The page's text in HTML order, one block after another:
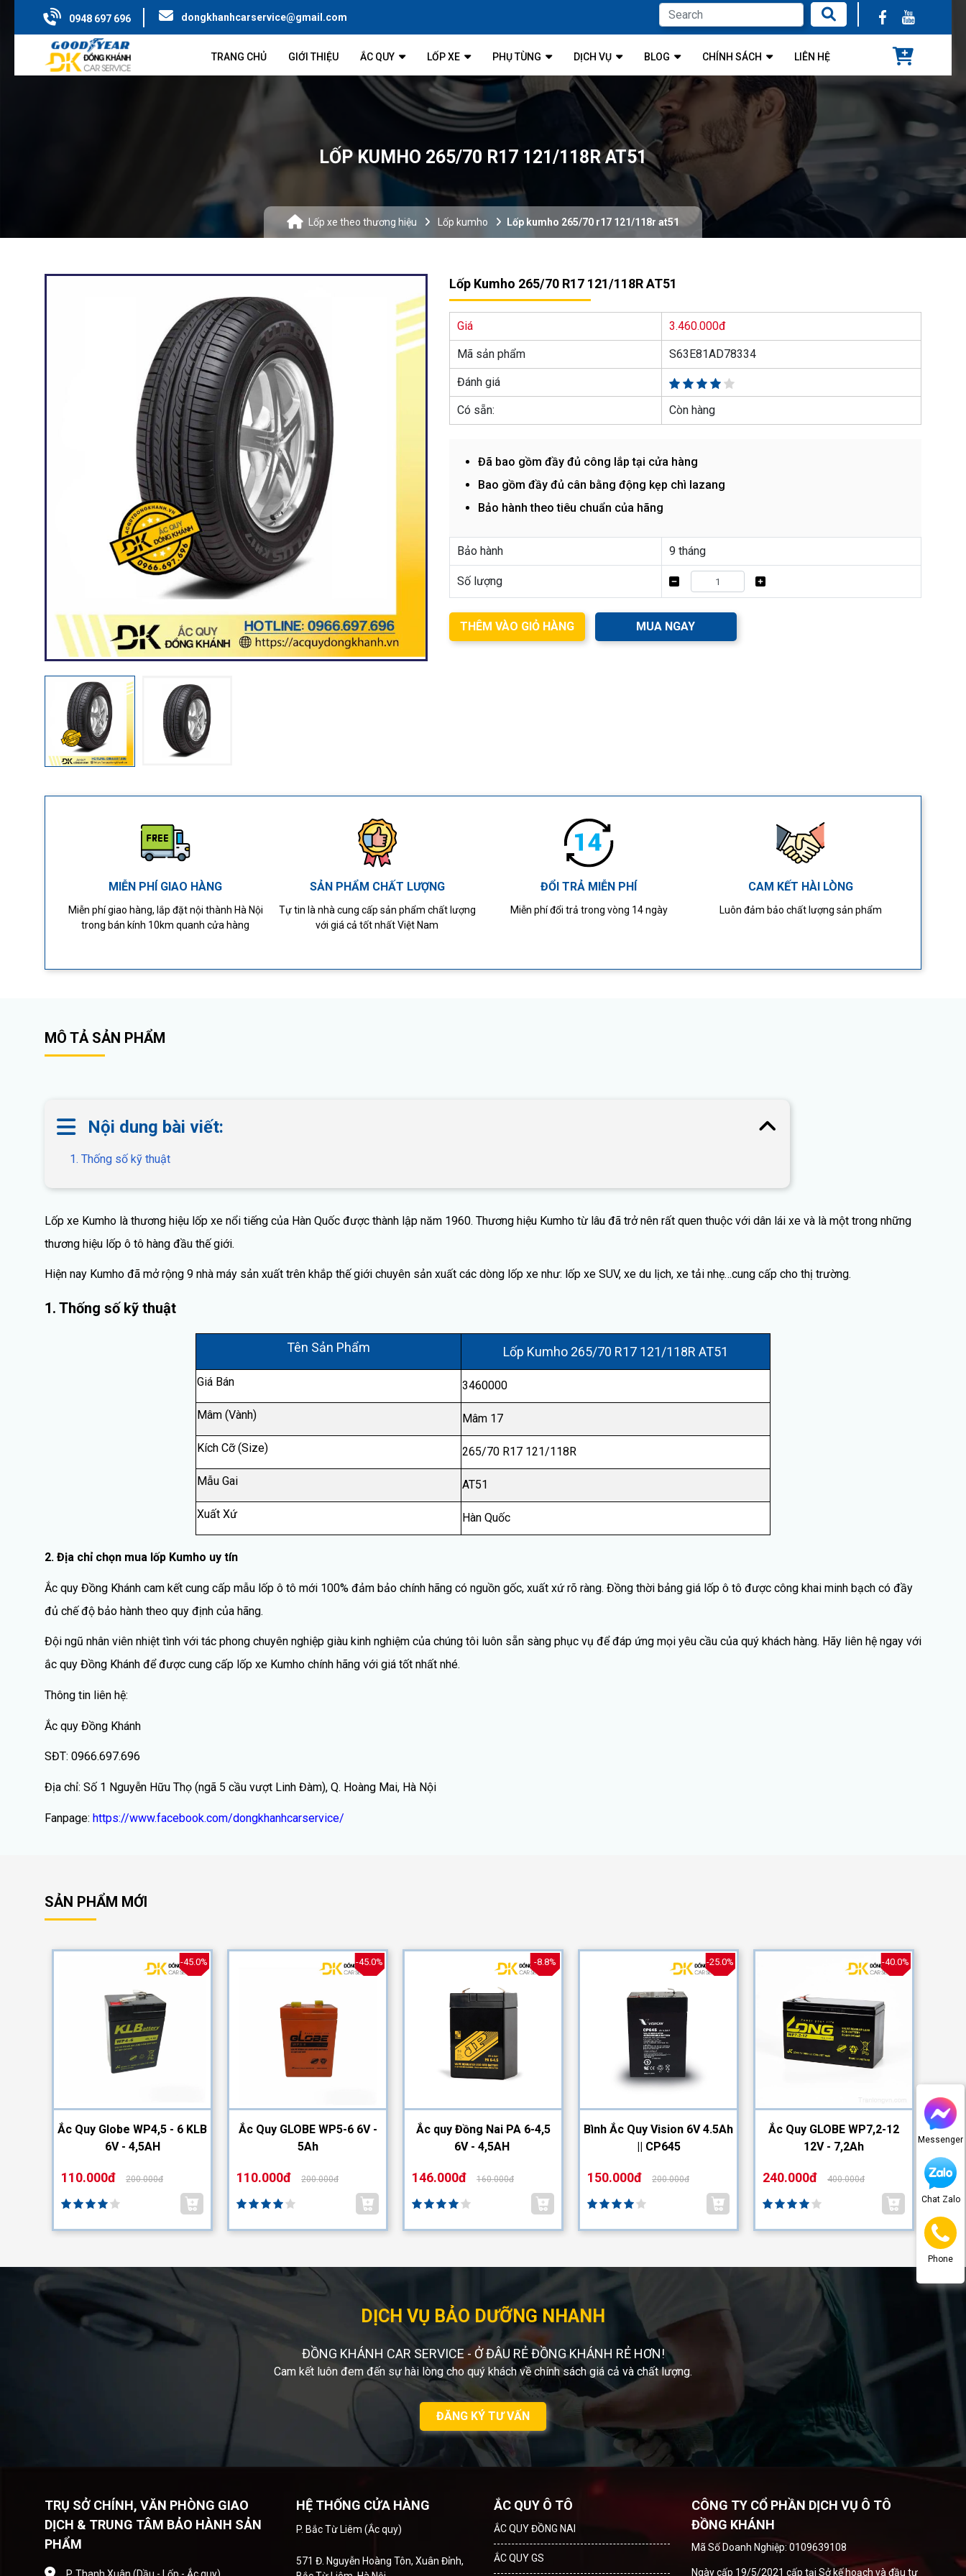
0948 697 696 dongkhanhcarservice@gmail.com
TRANG CHỦ GIỚI THIỆU ẮC QUY LỐP XE PHỤ TÙNG DỊCH VỤ BLOG CHÍNH SÁCH LIÊN HỆ
Messenger
Chat Zalo
Phone
LỐP KUMHO 265/70 R17 121/118R AT51
Lốp xe theo thương hiệu Lốp kumho Lốp kumho 265/70 r17 121/118r at51
Lốp Kumho 265/70 R17 121/118R AT51
Giá 3.460.000đ
Mã sản phẩm S63E81AD78334
Đánh giá
Có sẵn: Còn hàng
Đã bao gồm đầy đủ công lắp tại cửa hàng
Bao gồm đầy đủ cân bằng động kẹp chì lazang
Bảo hành theo tiêu chuẩn của hãng
Bảo hành 9 tháng
Số lượng
THÊM VÀO GIỎ HÀNG MUA NGAY
MIỄN PHÍ GIAO HÀNG
Miễn phí giao hàng, lắp đặt nội thành Hà Nội
trong bán kính 10km quanh cửa hàng
SẢN PHẨM CHẤT LƯỢNG
Tự tin là nhà cung cấp sản phẩm chất lượng
với giá cả tốt nhất Việt Nam
ĐỔI TRẢ MIỄN PHÍ
Miễn phí đổi trả trong vòng 14 ngày
CAM KẾT HÀI LÒNG
Luôn đảm bảo chất lượng sản phẩm
MÔ TẢ SẢN PHẨM
Nội dung bài viết:
1. Thống số kỹ thuật
Lốp xe Kumho là thương hiệu lốp xe nổi tiếng của Hàn Quốc được thành lập năm 1960. Thương hiệu Kumho từ lâu đã trở nên rất quen thuộc với dân lái xe và là một trong những
thương hiệu lốp ô tô hàng đầu thế giới.
Hiện nay Kumho đã mở rộng 9 nhà máy sản xuất trên khắp thế giới chuyên sản xuất các dòng lốp xe như: lốp xe SUV, xe du lịch, xe tải nhẹ…cung cấp cho thị trường.
1. Thống số kỹ thuật
Tên Sản Phẩm Lốp Kumho 265/70 R17 121/118R AT51
Giá Bán 3460000
Mâm (Vành) Mâm 17
Kích Cỡ (Size) 265/70 R17 121/118R
Mẫu Gai AT51
Xuất Xứ Hàn Quốc
2. Địa chỉ chọn mua lốp Kumho uy tín
Ắc quy Đồng Khánh cam kết cung cấp mẫu lốp ô tô mới 100% đảm bảo chính hãng có nguồn gốc, xuất xứ rõ ràng. Đồng thời bảng giá lốp ô tô được công khai minh bạch có đầy
đủ chế độ bảo hành theo quy định của hãng.
Đội ngũ nhân viên nhiệt tình với tác phong chuyên nghiệp giàu kinh nghiệm của chúng tôi luôn sẵn sàng phục vụ để đáp ứng mọi yêu cầu của quý khách hàng. Hãy liên hệ ngay với
ắc quy Đồng Khánh để được cung cấp lốp xe Kumho chính hãng với giá tốt nhất nhé.
Thông tin liên hệ:
Ắc quy Đồng Khánh
SĐT: 0966.697.696
Địa chỉ: Số 1 Nguyễn Hữu Thọ (ngã 5 cầu vượt Linh Đàm), Q. Hoàng Mai, Hà Nội
Fanpage: https://www.facebook.com/dongkhanhcarservice/
SẢN PHẨM MỚI
-45.0%
Ắc Quy Globe WP4,5 - 6 KLB
6V - 4,5AH
110.000đ 200.000đ
-45.0%
Ắc Quy GLOBE WP5-6 6V -
5Ah
110.000đ 200.000đ
-8.8%
Ắc quy Đồng Nai PA 6-4,5
6V - 4,5AH
146.000đ 160.000đ
-25.0%
Bình Ắc Quy Vision 6V 4.5Ah
|| CP645
150.000đ 200.000đ
-40.0%
Ắc Quy GLOBE WP7,2-12
12V - 7,2Ah
240.000đ 400.000đ
Ắc
DỊCH VỤ BẢO DƯỠNG NHANH
ĐỒNG KHÁNH CAR SERVICE - Ở ĐÂU RẺ ĐỒNG KHÁNH RẺ HƠN!
Cam kết luôn đem đến sự hài lòng cho quý khách về chính sách giá cả và chất lượng.
ĐĂNG KÝ TƯ VẤN
TRỤ SỞ CHÍNH, VĂN PHÒNG GIAO
DỊCH & TRUNG TÂM BẢO HÀNH SẢN
PHẨM
HỆ THỐNG CỬA HÀNG
P. Bắc Từ Liêm (Ắc quy)
571 Đ. Nguyễn Hoàng Tôn, Xuân Đỉnh,
ẮC QUY Ô TÔ
ẮC QUY ĐỒNG NAI
ẮC QUY GS
CÔNG TY CỔ PHẦN DỊCH VỤ Ô TÔ
ĐỒNG KHÁNH
Mã Số Doanh Nghiệp: 0109639108
Ngày cấp 19/5/2021 cấp tại Sở kế hoạch và đầu tư